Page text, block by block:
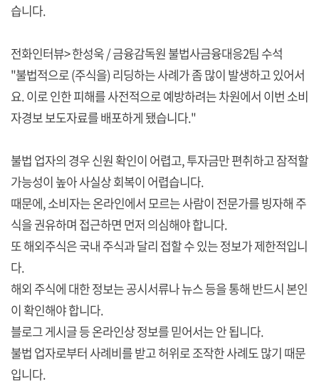
습니다.
전화인터뷰> 한성욱 / 금융감독원 불법사금융대응2팀 수석
"불법적으로 (주식을) 리딩하는 사례가 좀 많이 발생하고 있어서
요. 이로 인한 피해를 사전적으로 예방하려는 차원에서 이번 소비
자경보 보도자료를 배포하게 됐습니다."
불법 업자의 경우 신원 확인이 어렵고, 투자금만 편취하고 잠적할
가능성이 높아 사실상 회복이 어렵습니다.
때문에, 소비자는 온라인에서 모르는 사람이 전문가를 빙자해 주
식을 권유하며 접근하면 먼저 의심해야 합니다.
또 해외주식은 국내 주식과 달리 접할 수 있는 정보가 제한적입니
다.
해외 주식에 대한 정보는 공시서류나 뉴스 등을 통해 반드시 본인
이 확인해야 합니다.
블로그 게시글 등 온라인상 정보를 믿어서는 안 됩니다.
불법 업자로부터 사례비를 받고 허위로 조작한 사례도 많기 때문
입니다.